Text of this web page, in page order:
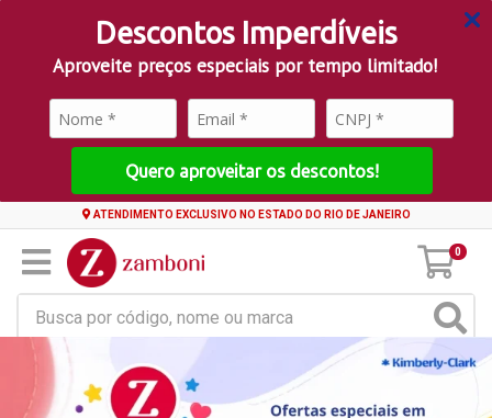
Descontos Imperdíveis
Aproveite preços especiais por tempo limitado!
Quero aproveitar os descontos!
ATENDIMENTO EXCLUSIVO NO ESTADO DO RIO DE JANEIRO
0